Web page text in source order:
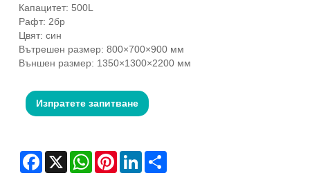
Капацитет: 500L
Рафт: 2бр
Цвят: син
Вътрешен размер: 800×700×900 мм
Външен размер: 1350×1300×2200 мм
Изпратете запитване
Facebook
X WhatsAppPinterestLinkedIn